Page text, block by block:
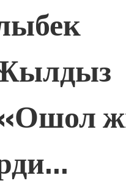
шоу
сыймык жана чоң
сөзсүз керек!”
Мээрим Мураталиева
Тоо” журналынын
Видео)